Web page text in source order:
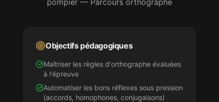
pompier — Parcours orthographe
Objectifs pédagogiques
Maîtriser les règles d'orthographe évaluées
à l'épreuve
Automatiser les bons réflexes sous pression
(accords, homophones, conjugaisons)